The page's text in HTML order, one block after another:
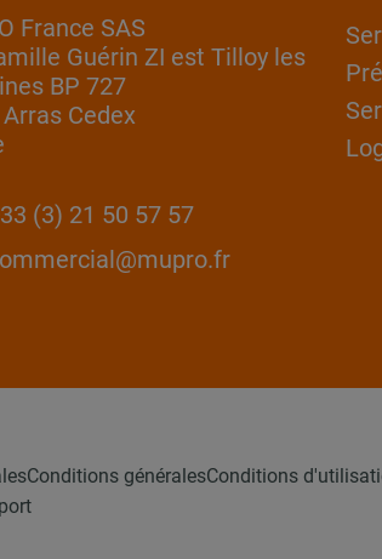
France SAS
Guérin ZI est Tilloy les
BP 727
Cedex
(3) 21 50 57 57
Conditions généralesConditions